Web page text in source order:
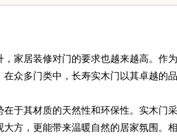
，家居装修对门的要求也越来越高。作
众多门类中，长寿实木门以其卓越的
于其材质的天然性和环保性。实木门
方，更能带来温暖自然的居家氛围。